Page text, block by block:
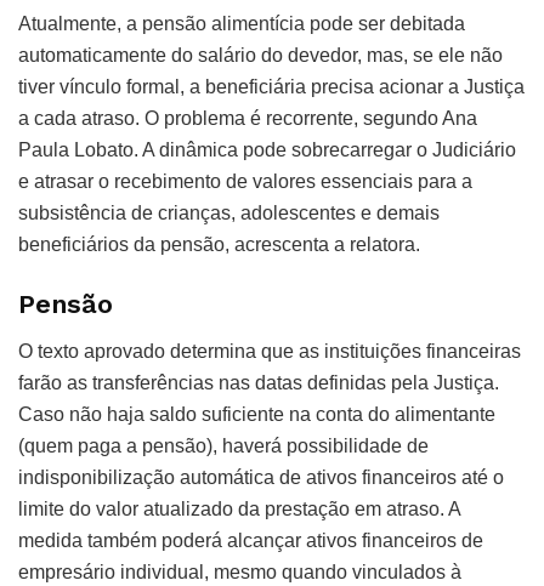
Atualmente, a pensão alimentícia pode ser debitada
automaticamente do salário do devedor, mas, se ele não
tiver vínculo formal, a beneficiária precisa acionar a Justiça
a cada atraso. O problema é recorrente, segundo Ana
Paula Lobato. A dinâmica pode sobrecarregar o Judiciário
e atrasar o recebimento de valores essenciais para a
subsistência de crianças, adolescentes e demais
beneficiários da pensão, acrescenta a relatora.
Pensão
O texto aprovado determina que as instituições financeiras
farão as transferências nas datas definidas pela Justiça.
Caso não haja saldo suficiente na conta do alimentante
(quem paga a pensão), haverá possibilidade de
indisponibilização automática de ativos financeiros até o
limite do valor atualizado da prestação em atraso. A
medida também poderá alcançar ativos financeiros de
empresário individual, mesmo quando vinculados à